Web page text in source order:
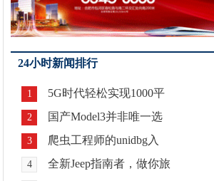
24小时新闻排行
1 5G时代轻松实现1000平
2 国产Model3并非唯一选
3 爬虫工程师的unidbg入
4 全新Jeep指南者，做你旅